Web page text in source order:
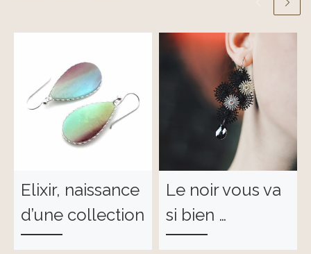
Elixir, naissance
d’une collection
Le noir vous va
si bien …